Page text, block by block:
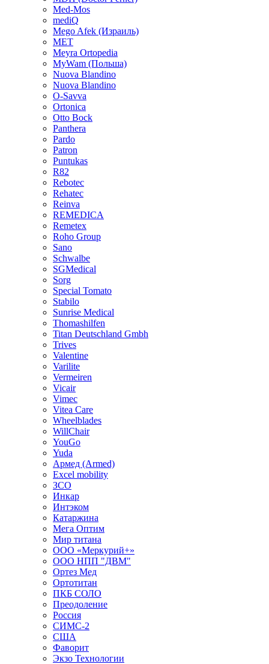
Med-Mos
mediQ
Mego Afek (Израиль)
MET
Meyra Ortopedia
MyWam (Польша)
Nuova Blandino
Nuova Blandino
O-Savva
Ortonica
Otto Bock
Panthera
Pardo
Patron
Puntukas
R82
Rebotec
Rehatec
Reinva
REMEDICA
Remetex
Roho Group
Sano
Schwalbe
SGMedical
Sorg
Special Tomato
Stabilo
Sunrise Medical
Thomashilfen
Titan Deutschland Gmbh
Trives
Valentine
Varilite
Vermeiren
Vicair
Vimec
Vitea Care
Wheelblades
WillChair
YouGo
Yuda
Армед (Armed)
Еxcel mobility
ЗСО
Инкар
Интэком
Катаржина
Мега Оптим
Мир титана
ООО «Меркурий+»
ООО НПП "ДВМ"
Ортез Мед
Ортотитан
ПКБ СОЛО
Преодоление
Россия
СИМС-2
США
Фаворит
Экзо Технологии